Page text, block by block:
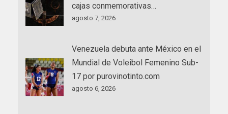
cajas conmemorativas…
agosto 7, 2026
Venezuela debuta ante México en el
Mundial de Voleibol Femenino Sub-
17 por purovinotinto.com
agosto 6, 2026